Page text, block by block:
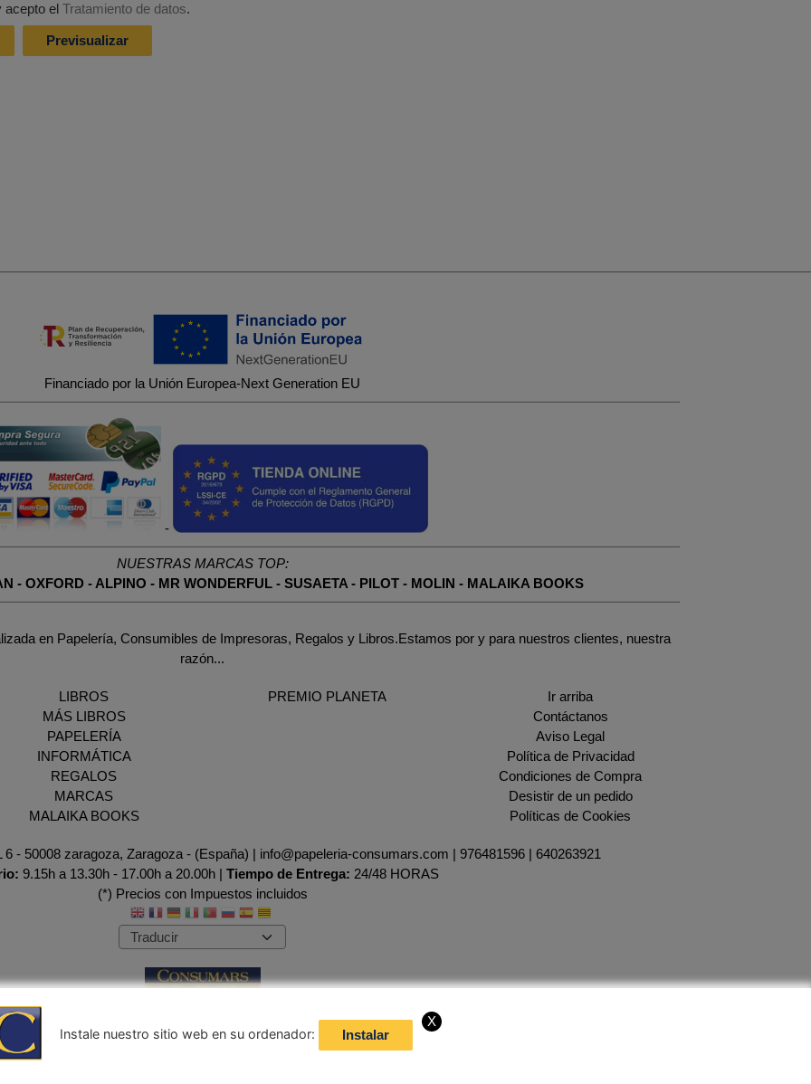
acepto elTratamiento de datos.
Financiado por la Unión Europea-Next Generation EU
-
NUESTRAS MARCAS TOP:
- OXFORD - ALPINO - MR WONDERFUL- SUSAETA- PILOT- MOLIN - MALAIKA BOOKS
en Papelería, Consumibles de Impresoras, Regalos y Libros.Estamos por y para nuestros clientes, nuestra
razón...
LIBROS
MÁS LIBROS
PAPELERÍA
INFORMÁTICA
REGALOS
MARCAS
MALAIKA BOOKS
PREMIO PLANETA
Ir arriba
Contáctanos
Aviso Legal
Política de Privacidad
Condiciones de Compra
Desistir de un pedido
Políticas de Cookies
6 - 50008 zaragoza, Zaragoza - (España) | info@papeleria-consumars.com |976481596 |640263921
9.15h a 13.30h - 17.00h a 20.00h | Tiempo de Entrega: 24/48 HORAS
(*) Precios con Impuestos incluidos
Métodos de pago aceptados
Instale nuestro sitio web en su ordenador: Instalar
X